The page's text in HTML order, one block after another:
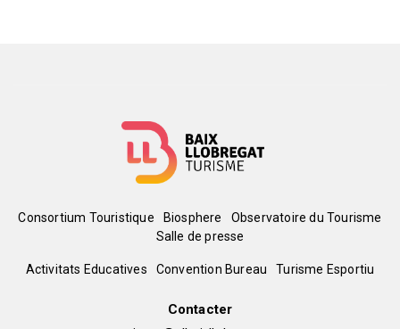
Menú
del
Consortium Touristique Biosphere
Observatoire du Tourisme
Salle de presse
Peu
Activitats Educatives Convention Bureau Turisme Esportiu
Contacter